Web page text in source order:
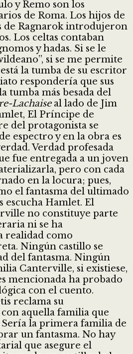
y Remo son los
de Roma. Los hijos de
de Ragnarok introdujeron
Los celtas contaban
y hadas. Si se le
si se me permite
la tumba de su escritor
respondería que sus
tumba más besada del
Lachaiseal lado de Jim
El Príncipe de
del protagonista se
espectro y en la obra es
Verdad profesada
fue entregada a un joven
pero con cada
en la locura; pues,
el fantasma del ultimado
escucha Hamlet. El
no constituye parte
ni se ha
realidad como
Ningún castillo se
del fantasma. Ningún
Canterville, si existiese,
mencionada ha probado
con el cuento.
reclama su
aquella familia que
la primera familia de
un fantasma. No hay
que asegure el